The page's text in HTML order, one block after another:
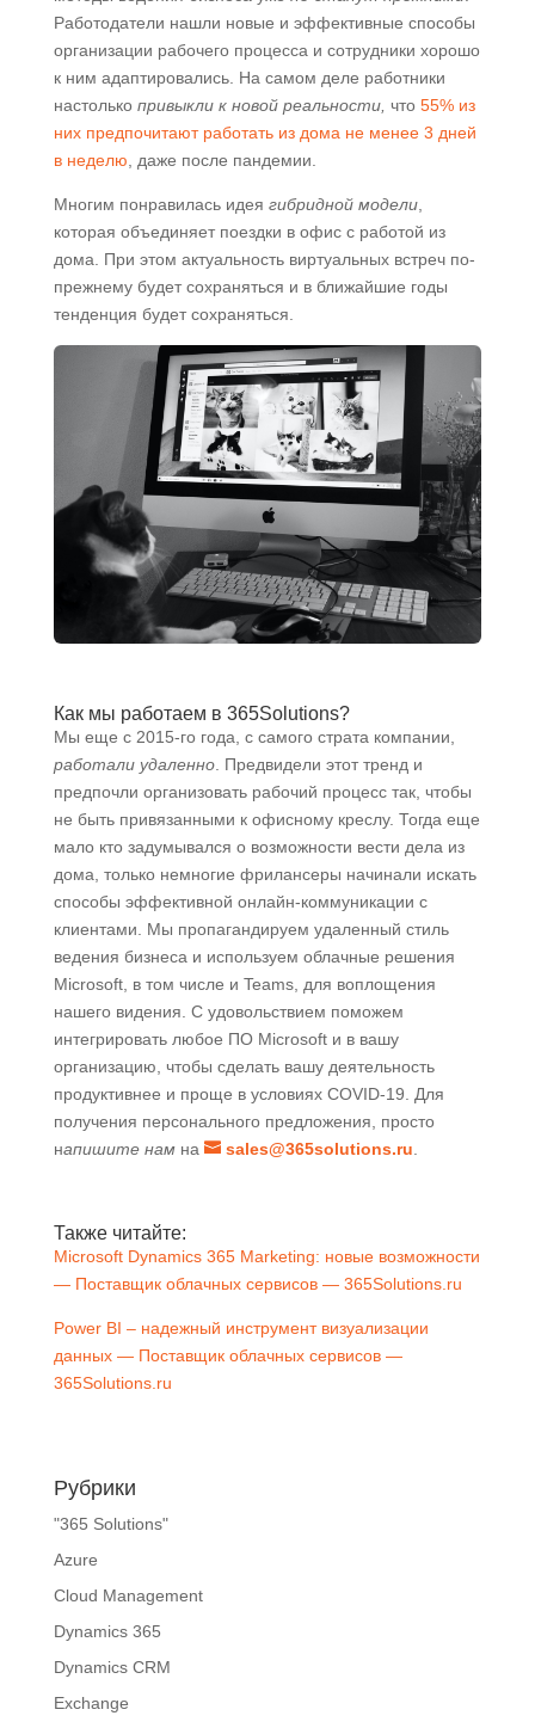
Работодатели нашли новые и эффективные способы
организации рабочего процесса и сотрудники хорошо
к ним адаптировались. На самом деле работники
настолько привыкли к новой реальности, что 55% из
них предпочитают работать из дома не менее 3 дней
в неделю , даже после пандемии.
Многим понравилась идея гибридной модели,
которая объединяет поездки в офис с работой из
дома. При этом актуальность виртуальных встреч по-
прежнему будет сохраняться и в ближайшие годы
тенденция будет сохраняться.
Как мы работаем в 365Solutions?
Мы еще с 2015-го года, с самого страта компании,
работали удаленно. Предвидели этот тренд и
предпочли организовать рабочий процесс так, чтобы
не быть привязанными к офисному креслу. Тогда еще
мало кто задумывался о возможности вести дела из
дома, только немногие фрилансеры начинали искать
способы эффективной онлайн-коммуникации с
клиентами. Мы пропагандируем удаленный стиль
ведения бизнеса и используем облачные решения
Microsoft, в том числе и Teams, для воплощения
нашего видения. С удовольствием поможем
интегрировать любое ПО Microsoft и в вашу
организацию, чтобы сделать вашу деятельность
продуктивнее и проще в условиях COVID-19. Для
получения персонального предложения, просто
напишите намна sales@365solutions.ru
Также читайте:
Microsoft Dynamics 365 Marketing: новые возможности
— Поставщик облачных сервисов — 365Solutions.ru
Power BI – надежный инструмент визуализации
данных — Поставщик облачных сервисов —
365Solutions.ru
Рубрики
"365 Solutions"
Azure
Cloud Management
Dynamics 365
Dynamics CRM
Exchange